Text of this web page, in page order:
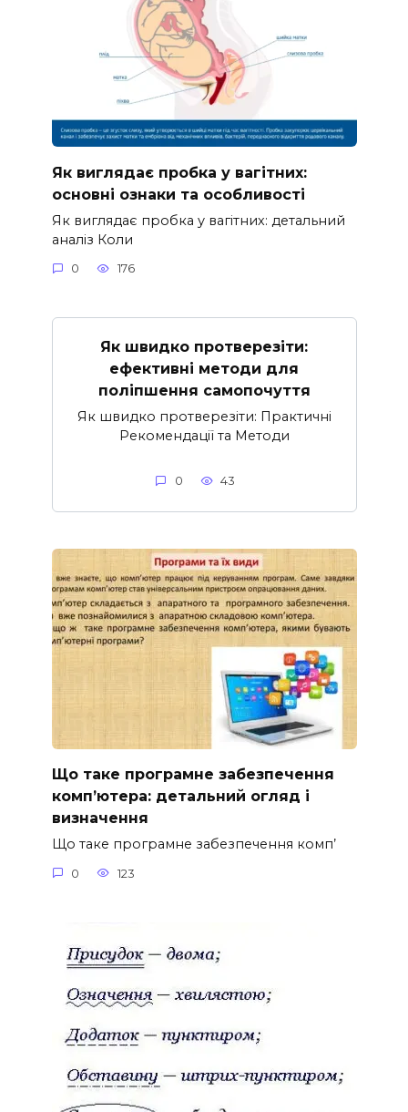
Як виглядає пробка у вагітних:
основні ознаки та особливості
Як виглядає пробка у вагітних: детальний
аналіз Коли
0 176
Як швидко протверезіти:
ефективні методи для
поліпшення самопочуття
Як швидко протверезіти: Практичні
Рекомендації та Методи
0 43
Що таке програмне забезпечення
комп’ютера: детальний огляд і
визначення
Що таке програмне забезпечення комп’
0 123